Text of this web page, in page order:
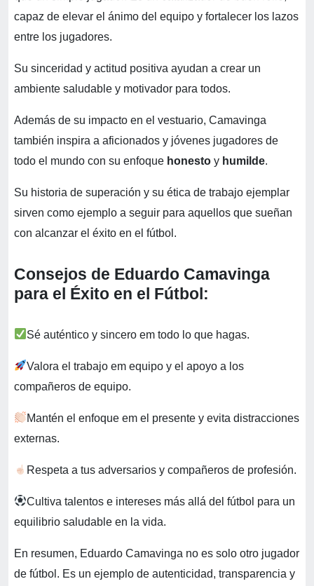
capaz de elevar el ánimo del equipo y fortalecer los lazos
entre los jugadores.
Su sinceridad y actitud positiva ayudan a crear un
ambiente saludable y motivador para todos.
Además de su impacto en el vestuario, Camavinga
también inspira a aficionados y jóvenes jugadores de
todo el mundo con su enfoque honesto y humilde.
Su historia de superación y su ética de trabajo ejemplar
sirven como ejemplo a seguir para aquellos que sueñan
con alcanzar el éxito en el fútbol.
Consejos de Eduardo Camavinga
para el Éxito en el Fútbol:
Sé auténtico y sincero em todo lo que hagas.
Valora el trabajo em equipo y el apoyo a los
compañeros de equipo.
Mantén el enfoque em el presente y evita distracciones
externas.
Respeta a tus adversarios y compañeros de profesión.
Cultiva talentos e intereses más allá del fútbol para un
equilibrio saludable en la vida.
En resumen, Eduardo Camavinga no es solo otro jugador
de fútbol. Es un ejemplo de autenticidad, transparencia y